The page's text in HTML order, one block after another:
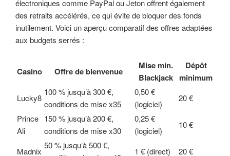
électroniques comme PayPal ou Jeton offrent également
des retraits accélérés, ce qui évite de bloquer des fonds
inutilement. Voici un aperçu comparatif des offres adaptées
aux budgets serrés :
Casino Offre de bienvenue
Mise min.
Blackjack
Dépôt
minimum
Lucky8
100 % jusqu’à 300 €,
conditions de mise x35
0,50 €
(logiciel)
20 €
Prince
Ali
150 % jusqu’à 200 €,
conditions de mise x30
0,25 €
(logiciel)
10 €
Madnix
50 % jusqu’à 500 €,
1 € (direct)
20 €